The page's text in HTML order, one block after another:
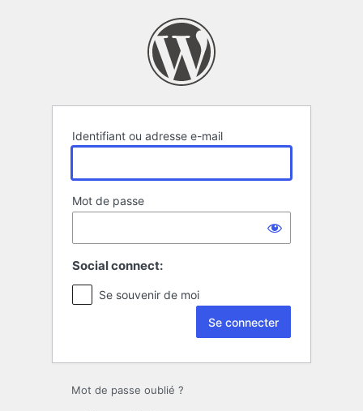
Identifiant ou adresse e-mail
Mot de passe
Social connect:
Se souvenir de moi
Mot de passe oublié ?